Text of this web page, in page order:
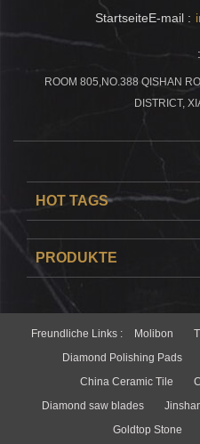
StartseiteE-mail :
:
ROOM 805,NO.388 QISHAN
DISTRICT,
HOT TAGS
PRODUKTE
Freundliche Links : Molibon
Diamond Polishing Pads
China Ceramic Tile
Diamond saw blades
Goldtop Stone